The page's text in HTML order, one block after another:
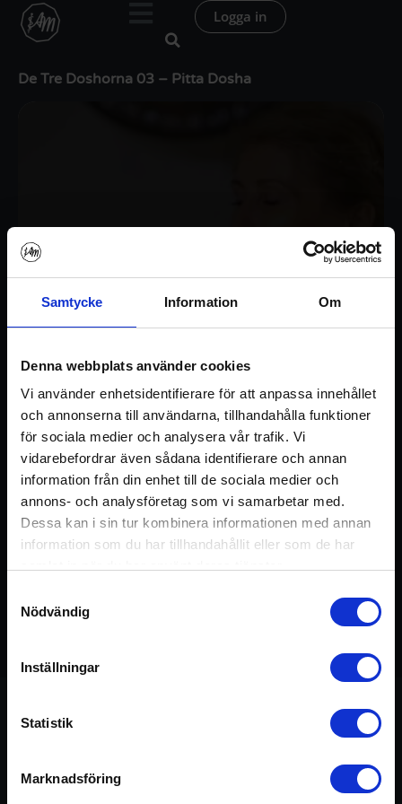
Samtycke Information Om
Denna webbplats använder cookies
Vi använder enhetsidentifierare för att anpassa innehållet
och annonserna till användarna, tillhandahålla funktioner
för sociala medier och analysera vår trafik. Vi
vidarebefordrar även sådana identifierare och annan
information från din enhet till de sociala medier och
annons- och analysföretag som vi samarbetar med.
Dessa kan i sin tur kombinera informationen med annan
information som du har tillhandahållit eller som de har
Nödvändig
Inställningar
Statistik
Marknadsföring
Hoppa
Logga in
De Tre Doshorna 03 – Pitta Dosha
Logga in / Registrera konto